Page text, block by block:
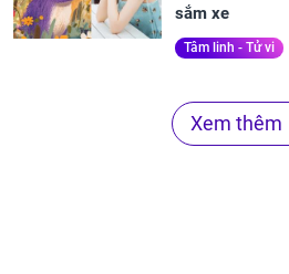
sắm xe
Tâm linh - Tử vi
Xem thêm